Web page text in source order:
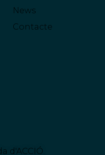
News
Contacte
d'ACCIÓ.